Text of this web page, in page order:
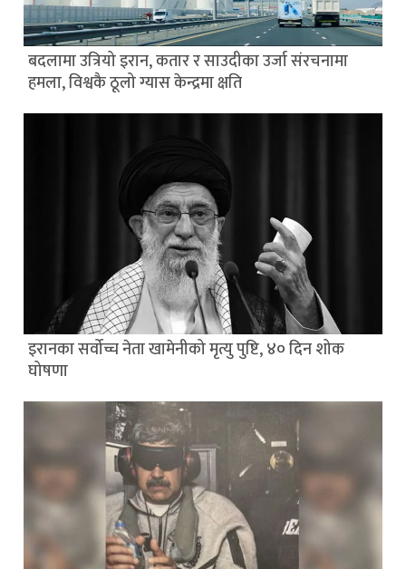
बदलामा उत्रियो इरान, कतार र साउदीका उर्जा संरचनामा
हमला, विश्वकै ठूलो ग्यास केन्द्रमा क्षति
इरानका सर्वोच्च नेता खामेनीको मृत्यु पुष्टि, ४० दिन शोक
घोषणा